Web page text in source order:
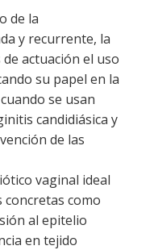
de la
y recurrente, la
actuación el uso
su papel en la
se usan
candidiásica y
de las
vaginal ideal
como
al epitelio
en tejido